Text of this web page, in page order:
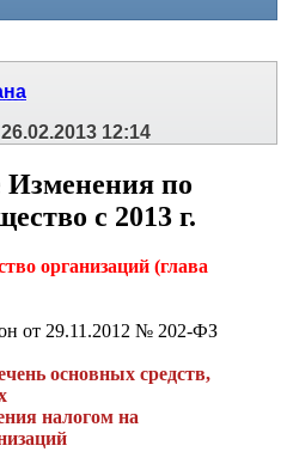
26.02.2013 12:14
Изменения по
с 2013 г.
организаций (глава
от 29.11.2012 № 202-ФЗ
основных средств,
налогом на